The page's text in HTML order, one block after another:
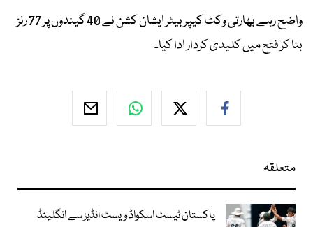
واضح رہے بھارتی وکٹ کیپر بیٹر ایشان کشن نے 40 گیندوں پر 77 رنز
بنا کر فتح میں کلیدی کردار ادا کیا۔
متعلقہ
پاکستان ٹیسٹ اسکواڈ ویسٹ انڈیز سے انگلینڈ